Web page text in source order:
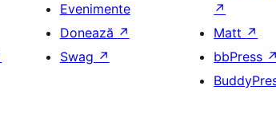
Evenimente
Donează ↗
Swag ↗
↗
Matt ↗
bbPress ↗